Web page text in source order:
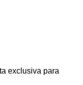
exclusiva para